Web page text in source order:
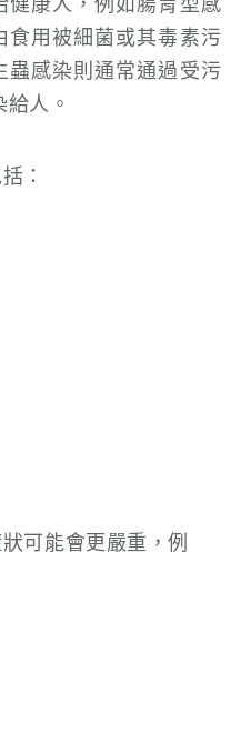
食用被細菌或其毒素污
蟲感染則通常通過受污
人。
：
可能會更嚴重，例